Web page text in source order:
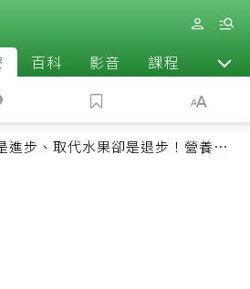
百科 影音 課程 退休
進步、取代水果卻是退步！營養師